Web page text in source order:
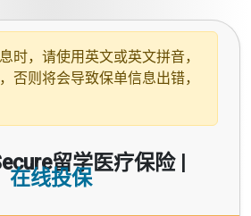
时，请使用 英文或英文拼音，
否则将会导致保单信息出错，
留学医疗保险 |
在线投保